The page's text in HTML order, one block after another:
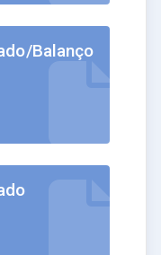
Balanço